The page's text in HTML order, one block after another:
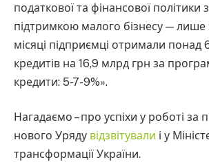
податкової та фінансової політики
підтримкою малого бізнесу — лише
місяці підприємці отримали понад
кредитів на 16,9 млрд грн за
кредити: 5-7-9%».
Нагадаємо – про успіхи у роботі за
нового Уряду відзвітували і у
трансформації України.